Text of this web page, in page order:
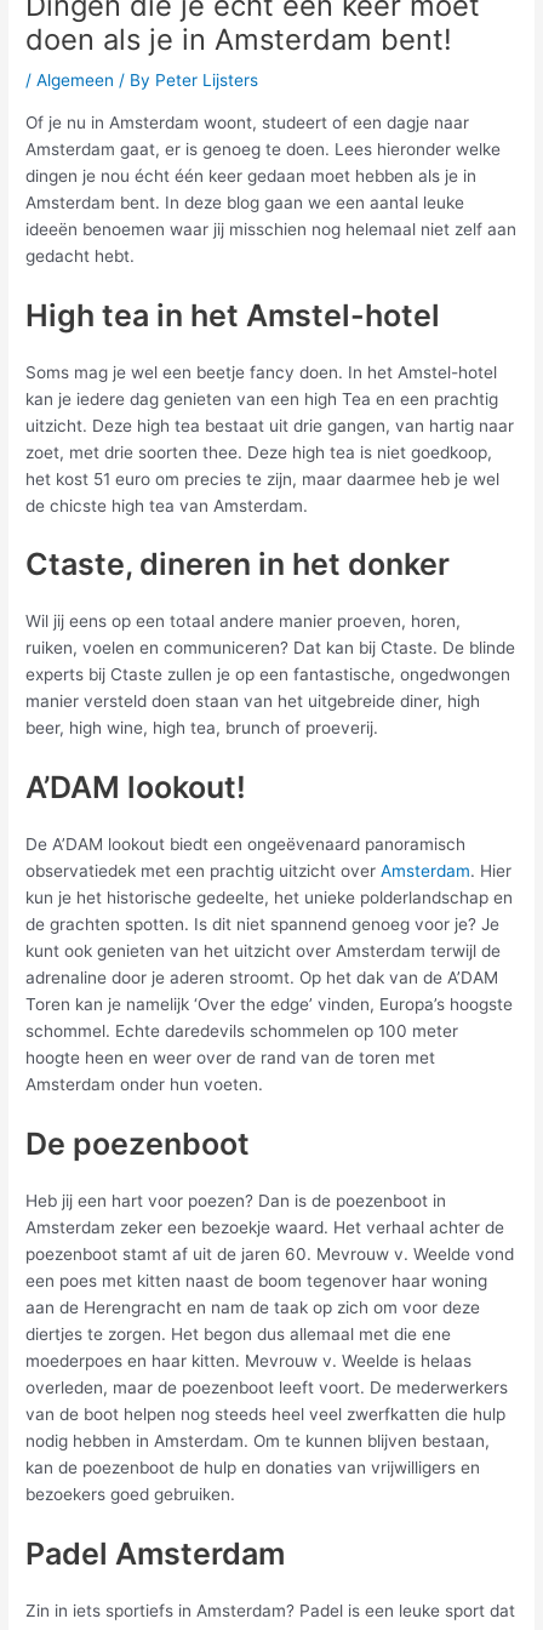
doen als je in Amsterdam bent!
/Algemeen / By Peter Lijsters
Of je nu in Amsterdam woont, studeert of een dagje naar
Amsterdam gaat, er is genoeg te doen. Lees hieronder welke
dingen je nou écht één keer gedaan moet hebben als je in
Amsterdam bent. In deze blog gaan we een aantal leuke
ideeën benoemen waar jij misschien nog helemaal niet zelf aan
gedacht hebt.
High tea in het Amstel-hotel
Soms mag je wel een beetje fancy doen. In het Amstel-hotel
kan je iedere dag genieten van een high Tea en een prachtig
uitzicht. Deze high tea bestaat uit drie gangen, van hartig naar
zoet, met drie soorten thee. Deze high tea is niet goedkoop,
het kost 51 euro om precies te zijn, maar daarmee heb je wel
de chicste high tea van Amsterdam.
Ctaste, dineren in het donker
Wil jij eens op een totaal andere manier proeven, horen,
ruiken, voelen en communiceren? Dat kan bij Ctaste. De blinde
experts bij Ctaste zullen je op een fantastische, ongedwongen
manier versteld doen staan van het uitgebreide diner, high
beer, high wine, high tea, brunch of proeverij.
A’DAM lookout!
De A’DAM lookout biedt een ongeëvenaard panoramisch
observatiedek met een prachtig uitzicht overAmsterdam. Hier
kun je het historische gedeelte, het unieke polderlandschap en
de grachten spotten. Is dit niet spannend genoeg voor je? Je
kunt ook genieten van het uitzicht over Amsterdam terwijl de
adrenaline door je aderen stroomt. Op het dak van de A’DAM
Toren kan je namelijk ‘Over the edge’ vinden, Europa’s hoogste
schommel. Echte daredevils schommelen op 100 meter
hoogte heen en weer over de rand van de toren met
Amsterdam onder hun voeten.
De poezenboot
Heb jij een hart voor poezen? Dan is de poezenboot in
Amsterdam zeker een bezoekje waard. Het verhaal achter de
poezenboot stamt af uit de jaren 60. Mevrouw v. Weelde vond
een poes met kitten naast de boom tegenover haar woning
aan de Herengracht en nam de taak op zich om voor deze
diertjes te zorgen. Het begon dus allemaal met die ene
moederpoes en haar kitten. Mevrouw v. Weelde is helaas
overleden, maar de poezenboot leeft voort. De mederwerkers
van de boot helpen nog steeds heel veel zwerfkatten die hulp
nodig hebben in Amsterdam. Om te kunnen blijven bestaan,
kan de poezenboot de hulp en donaties van vrijwilligers en
bezoekers goed gebruiken.
Padel Amsterdam
Zin in iets sportiefs in Amsterdam? Padel is een leuke sport dat